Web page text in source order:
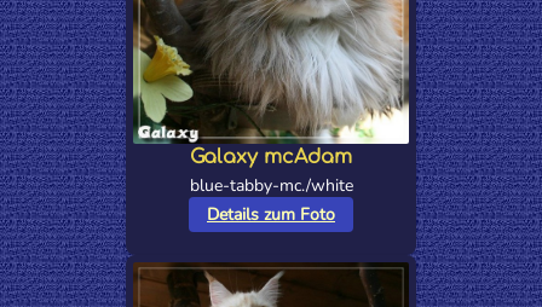
Galaxy mcAdam
blue-tabby-mc./white
Details zum Foto